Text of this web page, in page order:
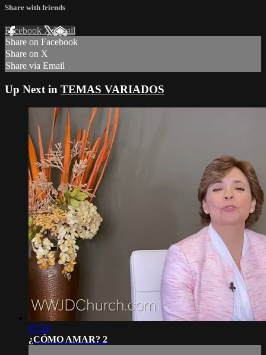
Share with friends
Facebook XEmail
Share on Facebook
Share on X
Share via Email
Up Next in TEMAS VARIADOS
07:28
¿CÓMO AMAR? 2